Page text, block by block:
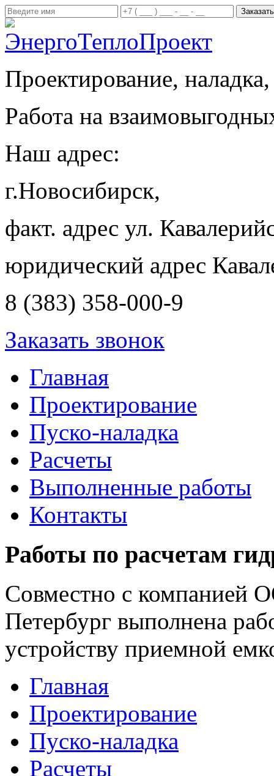
Проектирование, наладка,
Работа на
Наш адрес:
г.Новосибирск,
факт. адрес ул.
юридический адрес
8 (383) 358-000-9
Заказать звонок
Главная
Проектирование
Пуско-наладка
Расчеты
Выполненные работы
Контакты
Работы по расчетам
Совместно с компанией
Петербург выполнена
устройству приемной
Главная
Проектирование
Пуско-наладка
Расчеты